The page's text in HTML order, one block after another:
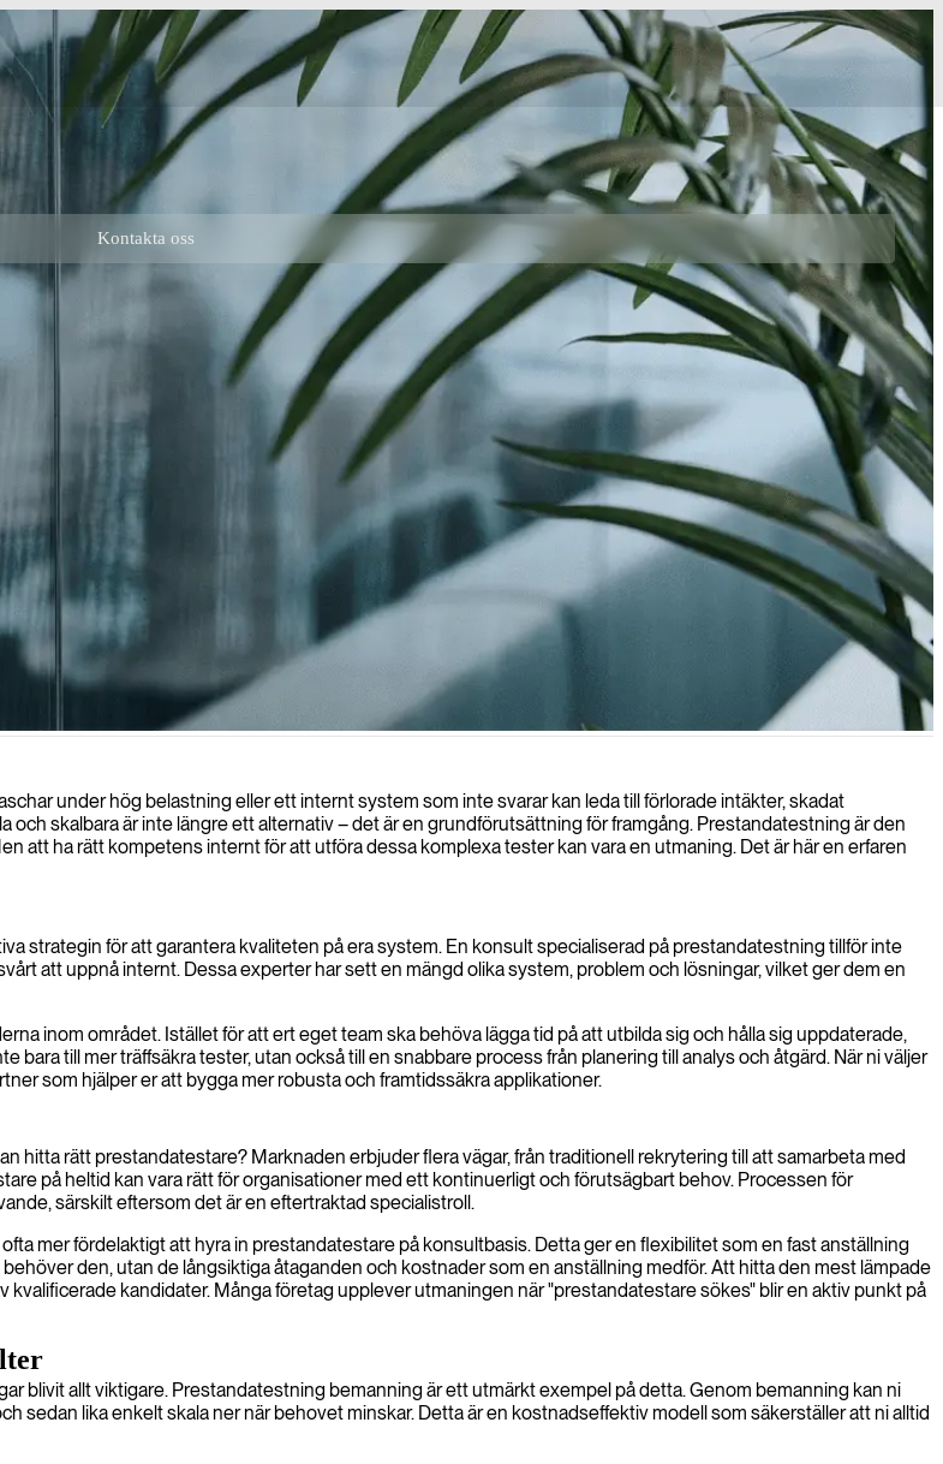
Kontakta oss
och säkerställer en konsekvent användarupplevelse när det behövs som mest.
under hög belastning eller ett internt system som inte svarar kan leda till förlorade intäkter, skadat
skalbara är inte längre ett alternativ – det är en grundförutsättning för framgång. Prestandatestning är den
att ha rätt kompetens internt för att utföra dessa komplexa tester kan vara en utmaning. Det är här en erfaren
strategin för att garantera kvaliteten på era system. En konsult specialiserad på prestandatestning tillför inte
att uppnå internt. Dessa experter har sett en mängd olika system, problem och lösningar, vilket ger dem en
inom området. Istället för att ert eget team ska behöva lägga tid på att utbilda sig och hålla sig uppdaterade,
till mer träffsäkra tester, utan också till en snabbare process från planering till analys och åtgärd. När ni väljer
som hjälper er att bygga mer robusta och framtidssäkra applikationer.
hitta rätt prestandatestare? Marknaden erbjuder flera vägar, från traditionell rekrytering till att samarbeta med
på heltid kan vara rätt för organisationer med ett kontinuerligt och förutsägbart behov. Processen för
särskilt eftersom det är en eftertraktad specialistroll.
mer fördelaktigt att hyra in prestandatestare på konsultbasis. Detta ger en flexibilitet som en fast anställning
den, utan de långsiktiga åtaganden och kostnader som en anställning medför. Att hitta den mest lämpade
kandidater. Många företag upplever utmaningen när "prestandatestare sökes" blir en aktiv punkt på
blivit allt viktigare. Prestandatestning bemanning är ett utmärkt exempel på detta. Genom bemanning kan ni
sedan lika enkelt skala ner när behovet minskar. Detta är en kostnadseffektiv modell som säkerställer att ni alltid